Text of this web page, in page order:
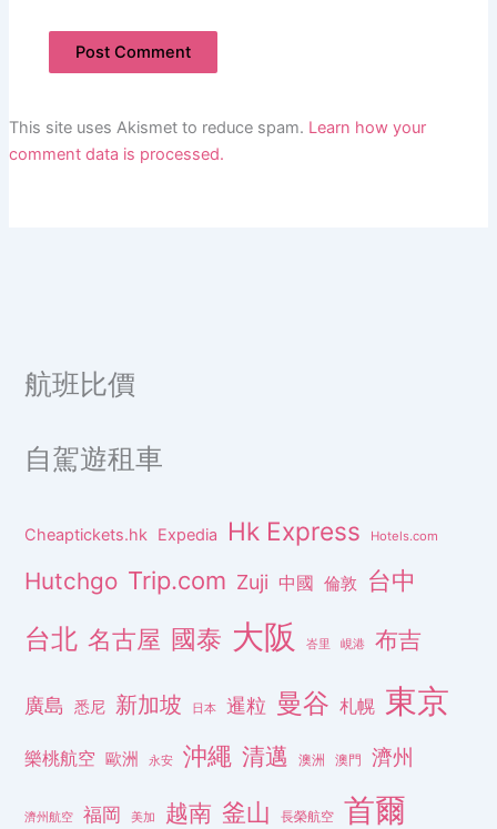
This site uses Akismet to reduce spam. Learn how your
comment data is processed.
航班比價
自駕遊租車
Cheaptickets.hk Expedia Hk Express Hotels.com
Hutchgo Trip.com Zuji 中國 倫敦 台中
台北 名古屋 國泰 大阪 峇里 峴港 布吉
廣島 悉尼 新加坡 日本 暹粒 曼谷 札幌 東京
樂桃航空 歐洲 永安 沖繩 清邁 澳洲 澳門 濟州
濟州航空 福岡 美加 越南 釜山 長榮航空 首爾